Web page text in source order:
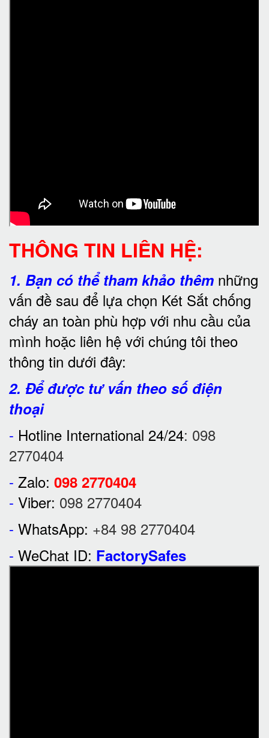
THÔNG TIN LIÊN HỆ:
1. Bạn có thể tham khảo thêm những
vấn đề sau để lựa chọn Két Sắt chống
cháy an toàn phù hợp với nhu cầu của
mình hoặc liên hệ với chúng tôi theo
thông tin dưới đây:
2. Để được tư vấn theo số điện
thoại
- Hotline International 24/24: 098
2770404
- Zalo: 098 2770404
- Viber: 098 2770404
- WhatsApp: +84 98 2770404
- WeChat ID: FactorySafes